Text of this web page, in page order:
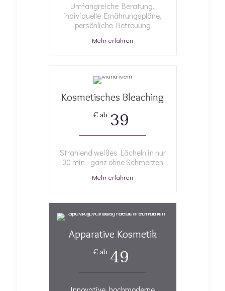
Umfangreiche Beratung,
individuelle Ernährungspläne,
persönliche Betreuung
Mehr erfahren
Kosmetisches Bleaching
€ ab 39
Strahlend weißes Lächeln in nur
30 min - ganz ohne Schmerzen
Mehr erfahren
Apparative Kosmetik
€ ab 49